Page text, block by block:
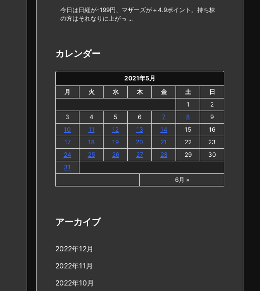
今日は日経が-199円、マザーズが＋4.9ポイント。持ち株
の方はそれなりに上がっ ...
カレンダー
2021年5月
月
火 水 木 金 土
日
1
2
3
4 5 6 7 8
9
10
11 12 13 14 15
16
17
18 19 20 21 22
23
24
25 26 27 28 29
30
31
6月 »
アーカイブ
2022年12月
2022年11月
2022年10月